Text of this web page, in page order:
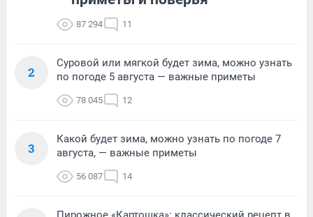
87 294 11
2
Суровой или мягкой будет зима, можно узнать
по погоде 5 августа — важные приметы
78 045 12
3
Какой будет зима, можно узнать по погоде 7
августа, — важные приметы
56 087 14